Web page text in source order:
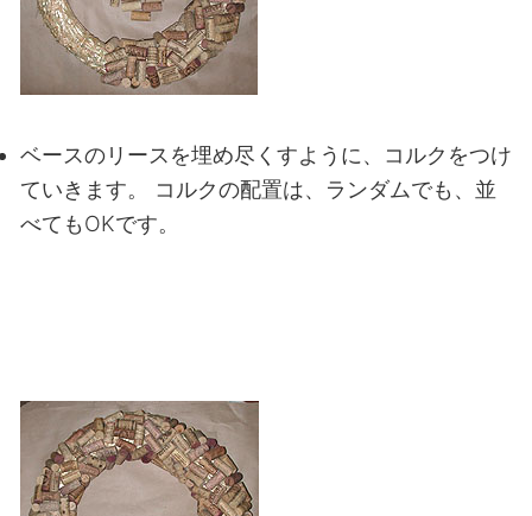
ベースのリースを埋め尽くすように、コルクをつけ
ていきます。
コルクの配置は、ランダムでも、並
べてもOKです。